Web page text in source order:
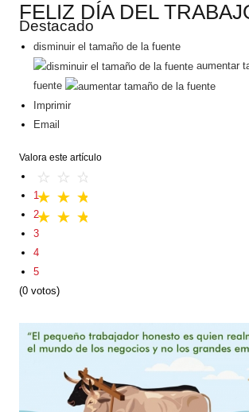
FELIZ DÍA DEL
Destacado
disminuir el tamaño de la fuente
aumentar
fuente
Imprimir
Email
Valora este artículo
1
2
3
4
5
(0 votos)